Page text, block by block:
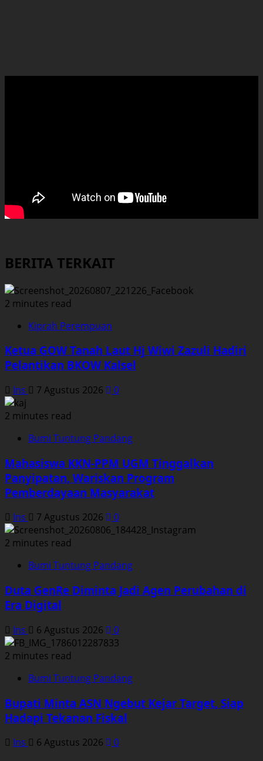
BERITA TERKAIT
2 minutes read
Kiprah Perempuan
Ketua GOW Tanah Laut Hj Wiwi Zazuli Hadiri
Pelantikan BKOW Kalsel
Ins 7 Agustus 2026
0
2 minutes read
Bumi Tuntung Pandang
Mahasiswa KKN-PPM UGM Tinggalkan
Panyipatan, Wariskan Program
Pemberdayaan Masyarakat
Ins 7 Agustus 2026
0
2 minutes read
Bumi Tuntung Pandang
Duta GenRe Diminta Jadi Agen Perubahan di
Era Digital
Ins 6 Agustus 2026
0
2 minutes read
Bumi Tuntung Pandang
Bupati Minta ASN Ngebut Kejar Target, Siap
Hadapi Tekanan Fiskal
Ins 6 Agustus 2026 0